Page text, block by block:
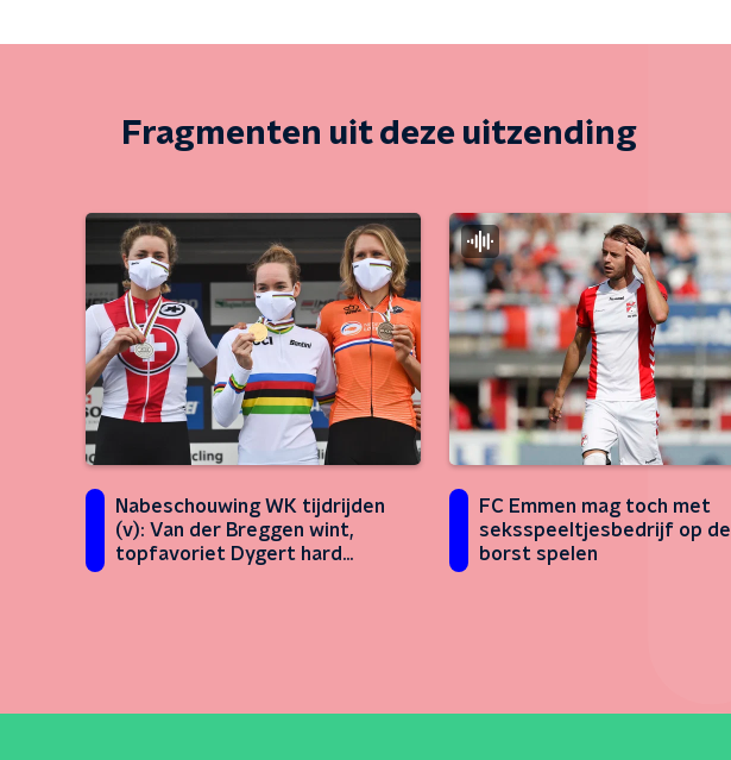
Fragmenten uit deze uitzending
Nabeschouwing WK tijdrijden
(v): Van der Breggen wint,
topfavoriet Dygert hard
FC Emmen mag toch met
seksspeeltjesbedrijf op de
borst spelen